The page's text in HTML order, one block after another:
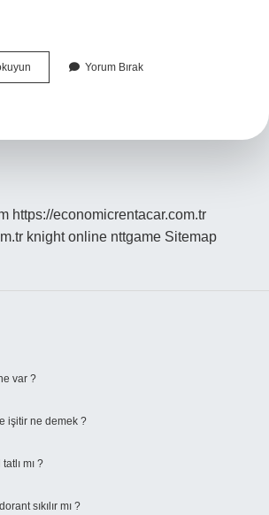
Tan
Yorum Bırak
https://economicrentacar.com.tr
knight online nttgame Sitemap
var ?
işitir ne demek ?
mı ?
sıkılır mı ?